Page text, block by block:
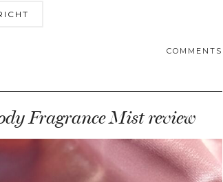
COMMENTS
Fragrance Mist review